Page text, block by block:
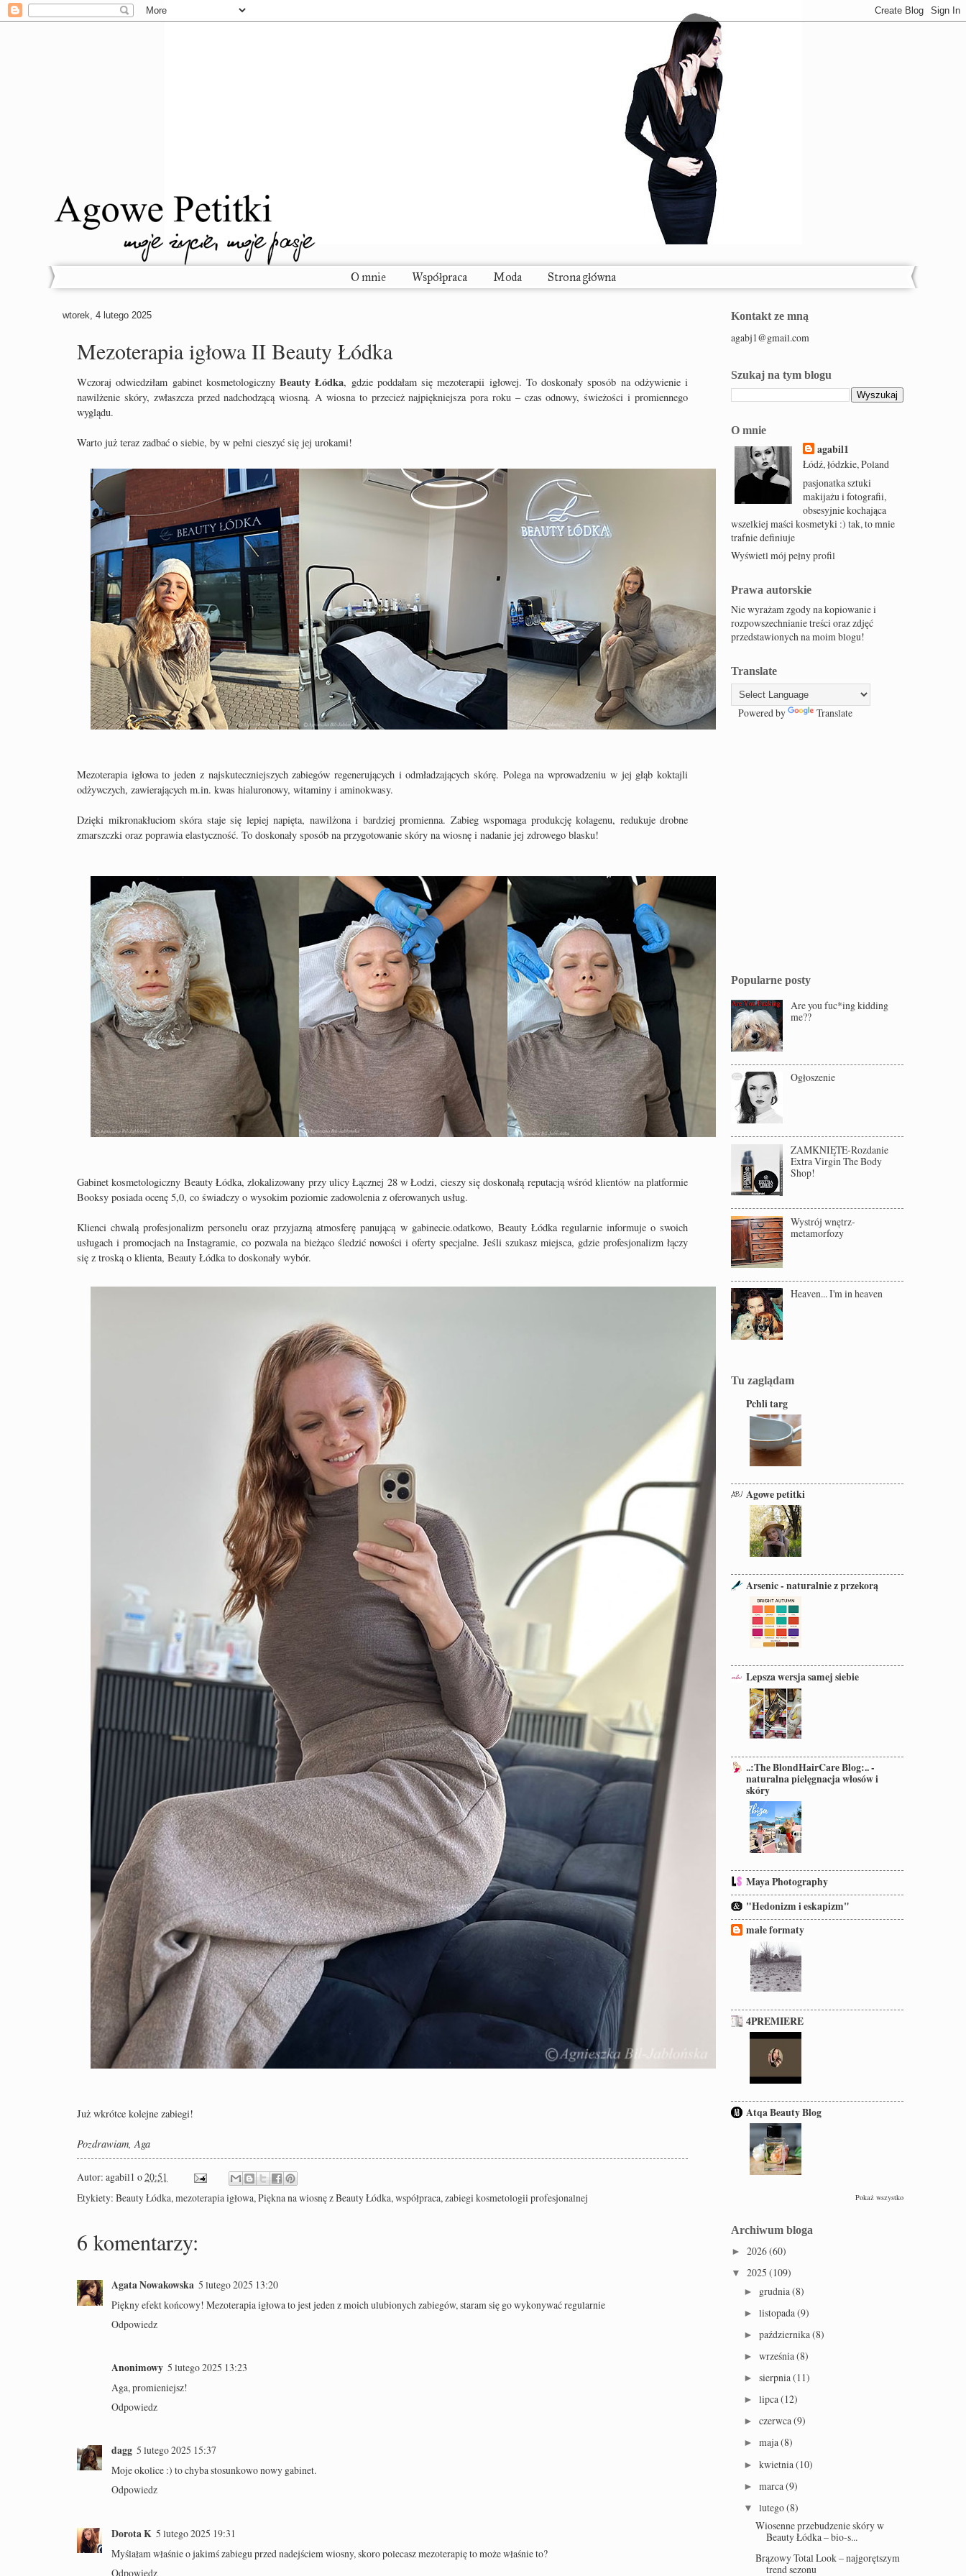
O mnie Współpraca Moda Strona główna
wtorek, 4 lutego 2025
Mezoterapia igłowa II Beauty Łódka
Wczoraj odwiedziłam gabinet kosmetologiczny Beauty Łódka, gdzie poddałam się mezoterapii igłowej. To doskonały sposób na odżywienie i
nawilżenie skóry, zwłaszcza przed nadchodzącą wiosną. A wiosna to przecież najpiękniejsza pora roku – czas odnowy, świeżości i promiennego
wyglądu.
Warto już teraz zadbać o siebie, by w pełni cieszyć się jej urokami!
Mezoterapia igłowa to jeden z najskuteczniejszych zabiegów regenerujących i odmładzających skórę. Polega na wprowadzeniu w jej głąb koktajli
odżywczych, zawierających m.in. kwas hialuronowy, witaminy i aminokwasy.
Dzięki mikronakłuciom skóra staje się lepiej napięta, nawilżona i bardziej promienna. Zabieg wspomaga produkcję kolagenu, redukuje drobne
zmarszczki oraz poprawia elastyczność. To doskonały sposób na przygotowanie skóry na wiosnę i nadanie jej zdrowego blasku!
Gabinet kosmetologiczny Beauty Łódka, zlokalizowany przy ulicy Łącznej 28 w Łodzi, cieszy się doskonałą reputacją wśród klientów na platformie
Booksy posiada ocenę 5,0, co świadczy o wysokim poziomie zadowolenia z oferowanych usług.
Klienci chwalą profesjonalizm personelu oraz przyjazną atmosferę panującą w gabinecie.odatkowo, Beauty Łódka regularnie informuje o swoich
usługach i promocjach na Instagramie, co pozwala na bieżąco śledzić nowości i oferty specjalne. Jeśli szukasz miejsca, gdzie profesjonalizm łączy
się z troską o klienta, Beauty Łódka to doskonały wybór.
Już wkrótce kolejne zabiegi!
Pozdrawiam, Aga
Autor: agabil1 o20:51
Etykiety: Beauty Łódka,mezoterapia igłowa,Piękna na wiosnę z Beauty Łódka,współpraca,zabiegi kosmetologii profesjonalnej
6 komentarzy:
Agata Nowakowska 5 lutego 2025 13:20
Piękny efekt końcowy! Mezoterapia igłowa to jest jeden z moich ulubionych zabiegów, staram się go wykonywać regularnie
Odpowiedz
Anonimowy 5 lutego 2025 13:23
Aga, promieniejsz!
Odpowiedz
dagg 5 lutego 2025 15:37
Moje okolice :) to chyba stosunkowo nowy gabinet.
Odpowiedz
Dorota K 5 lutego 2025 19:31
Myślałam właśnie o jakimś zabiegu przed nadejściem wiosny, skoro polecasz mezoterapię to może właśnie to?
Odpowiedz
Kontakt ze mną
agabj1@gmail.com
Szukaj na tym blogu
O mnie
agabil1
Łódź, łódzkie, Poland
pasjonatka sztuki
makijażu i fotografii,
obsesyjnie kochająca
wszelkiej maści kosmetyki :) tak, to mnie
trafnie definiuje
Wyświetl mój pełny profil
Prawa autorskie
Nie wyrażam zgody na kopiowanie i
rozpowszechnianie treści oraz zdjęć
przedstawionych na moim blogu!
Translate
Powered by Translate
Popularne posty
Are you fuc*ing kidding
me??
Ogłoszenie
ZAMKNIĘTE-Rozdanie
Extra Virgin The Body
Shop!
Wystrój wnętrz-
metamorfozy
Heaven... I'm in heaven
Tu zaglądam
Pchli targ
Agowe petitki
Arsenic - naturalnie z przekorą
Lepsza wersja samej siebie
..:The BlondHairCare Blog:.. -
naturalna pielęgnacja włosów i
skóry
Maya Photography
"Hedonizm i eskapizm"
małe formaty
4PREMIERE
Atqa Beauty Blog
Pokaż wszystko
Archiwum bloga
► 2026(60)
▼ 2025 (109)
► grudnia (8)
► listopada(9)
► października(8)
► września(8)
► sierpnia(11)
► lipca(12)
► czerwca(9)
► maja(8)
► kwietnia (10)
► marca (9)
▼ lutego(8)
Wiosenne przebudzenie skóry w
Beauty Łódka – bio-s...
Brązowy Total Look – najgorętszym
trend sezonu